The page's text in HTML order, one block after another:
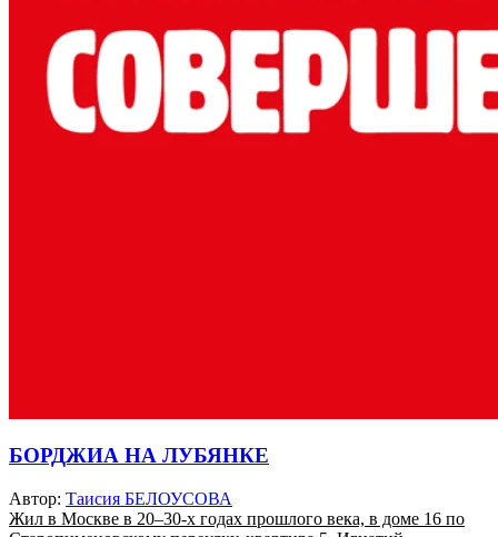
БОРДЖИА НА ЛУБЯНКЕ
Автор: Таисия БЕЛОУСОВА
Жил в Москве в 20–30-х годах прошлого века, в доме 16 по